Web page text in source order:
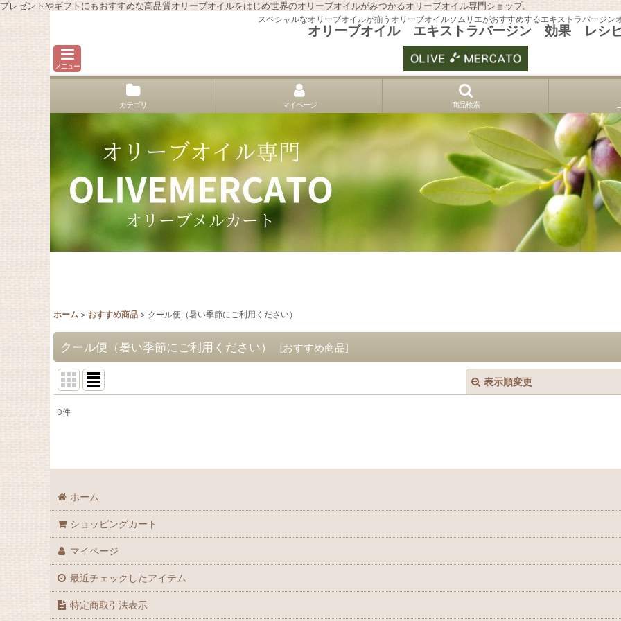
プレゼントやギフトにもおすすめな高品質オリーブオイルをはじめ世界のオリーブオイルがみつかるオリーブオイル専門ショップ。
スペシャルなオリーブオイルが揃うオリーブオイルソムリエがおすすめするエキストラバージン
オリーブオイル エキストラバージン 効果 レシ
メニュー
カテゴリ マイページ 商品検索
ホーム > おすすめ商品 > クール便（暑い季節にご利用ください）
クール便（暑い季節にご利用ください） [おすすめ商品]
表示順変更
0件
ホーム
ショッピングカート
マイページ
最近チェックしたアイテム
特定商取引法表示